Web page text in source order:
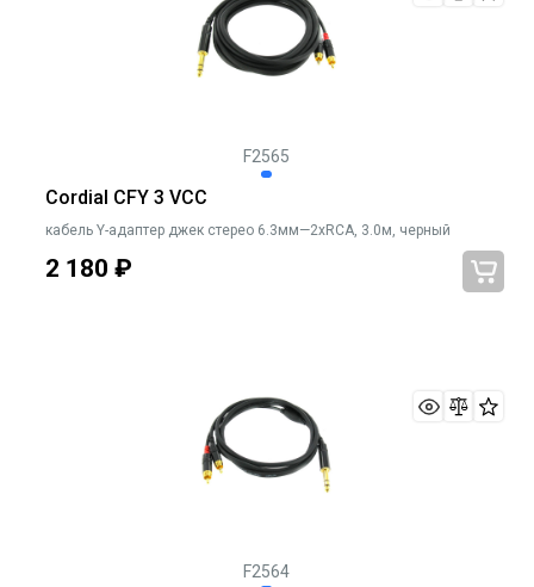
F2565
Cordial CFY 3 VCC
кабель Y-адаптер джек стерео 6.3мм—2xRCA, 3.0м, черный
2 180 ₽
F2564